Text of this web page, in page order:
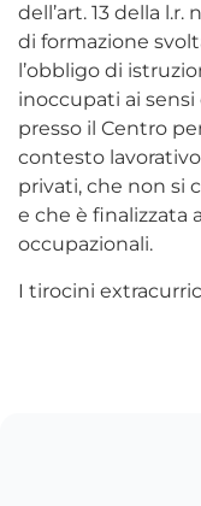
dell’art. 13 della l.r.
di formazione
l’obbligo di
inoccupati ai sensi
presso il Centro
contesto
privati, che non si
e che è finalizzata
occupazionali.
I tirocini